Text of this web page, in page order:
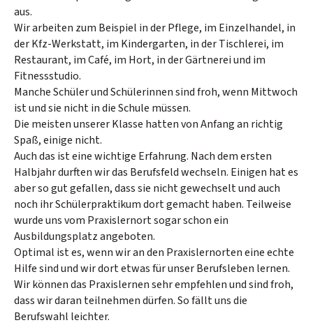
aus.
Wir arbeiten zum Beispiel in der Pflege, im Einzelhandel, in
der Kfz-Werkstatt, im Kindergarten, in der Tischlerei, im
Restaurant, im Café, im Hort, in der Gärtnerei und im
Fitnessstudio.
Manche Schüler und Schülerinnen sind froh, wenn Mittwoch
ist und sie nicht in die Schule müssen.
Die meisten unserer Klasse hatten von Anfang an richtig
Spaß, einige nicht.
Auch das ist eine wichtige Erfahrung. Nach dem ersten
Halbjahr durften wir das Berufsfeld wechseln. Einigen hat es
aber so gut gefallen, dass sie nicht gewechselt und auch
noch ihr Schülerpraktikum dort gemacht haben. Teilweise
wurde uns vom Praxislernort sogar schon ein
Ausbildungsplatz angeboten.
Optimal ist es, wenn wir an den Praxislernorten eine echte
Hilfe sind und wir dort etwas für unser Berufsleben lernen.
Wir können das Praxislernen sehr empfehlen und sind froh,
dass wir daran teilnehmen dürfen. So fällt uns die
Berufswahl leichter.